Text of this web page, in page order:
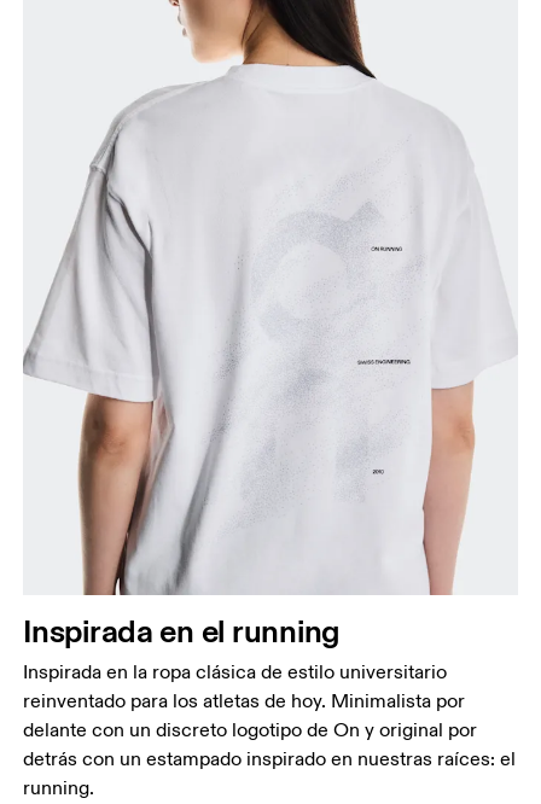
Inspirada en el running
Inspirada en la ropa clásica de estilo universitario
reinventado para los atletas de hoy. Minimalista por
delante con un discreto logotipo de On y original por
detrás con un estampado inspirado en nuestras raíces: el
running.